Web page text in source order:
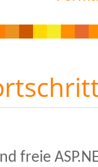
freie